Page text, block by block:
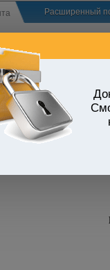
Расширенный
УЗБЕКИСТАНА
хозяйственной и
экономически